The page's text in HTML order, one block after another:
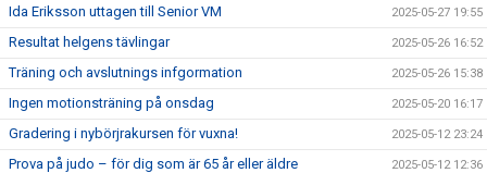
Ida Eriksson uttagen till Senior VM 2025-05-27 19:55
Resultat helgens tävlingar 2025-05-26 16:52
Träning och avslutnings infgormation 2025-05-26 15:38
Ingen motionsträning på onsdag 2025-05-20 16:17
Gradering i nybörjrakursen för vuxna! 2025-05-12 23:24
Prova på judo – för dig som är 65 år eller äldre 2025-05-12 12:36